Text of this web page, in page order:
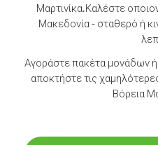
Μαρτινίκα.Καλέστε
Μακεδονία - σταθερό ή
Αγοράστε πακέτα μονάδων
αποκτήστε τις
Βόρεια